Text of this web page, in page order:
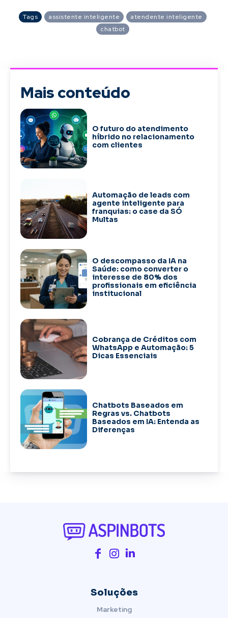
Tags assistente inteligente
atendente inteligente
chatbot
Mais conteúdo
O futuro do atendimento
híbrido no relacionamento
com clientes
Automação de leads com
agente inteligente para
franquias: o case da SÓ
Multas
O descompasso da IA na
Saúde: como converter o
interesse de 80% dos
profissionais em eficiência
institucional
Cobrança de Créditos com
WhatsApp e Automação: 5
Dicas Essenciais
Chatbots Baseados em
Regras vs. Chatbots
Baseados em IA: Entenda as
Diferenças
Soluções
Marketing